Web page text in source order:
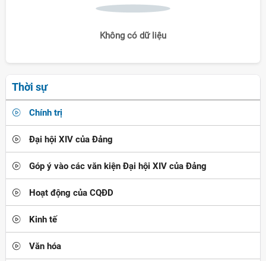
Không có dữ liệu
Thời sự
Chính trị
Đại hội XIV của Đảng
Góp ý vào các văn kiện Đại hội XIV của Đảng
Hoạt động của CQĐD
Kinh tế
Văn hóa